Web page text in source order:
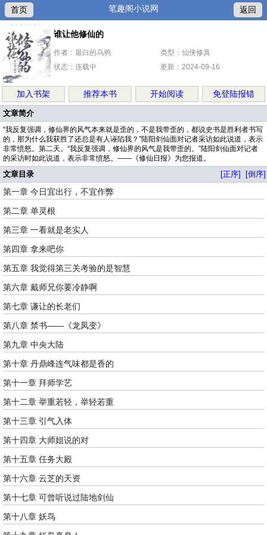
首页 笔趣阁小说网 返回
谁让他修仙的
作者：最白的乌鸦
类型：仙侠修真
状态：连载中
更新：2024-09-16
加入书架 推荐本书 开始阅读 免登陆报错
文章简介
“我反复强调，修仙界的风气本来就是歪的，不是我带歪的，都说史书是胜利者书写
的，那为什么我获胜了还总是有人诬陷我？”陆阳剑仙面对记者采访如此说道，表示
非常愤怒。第二天。“我反复强调，修仙界的风气是我带歪的。”陆阳剑仙面对记者
的采访时如此说道，表示非常愤怒。——《修仙日报》为您报道。
文章目录 [正序] [倒序]
第一章 今日宜出行，不宜作弊
第二章 单灵根
第三章 一看就是老实人
第四章 拿来吧你
第五章 我觉得第三关考验的是智慧
第六章 戴师兄你要冷静啊
第七章 谦让的长老们
第八章 禁书——《龙凤变》
第九章 中央大陆
第十章 丹鼎峰连气味都是香的
第十一章 拜师学艺
第十二章 举重若轻，举轻若重
第十三章 引气入体
第十四章 大师姐说的对
第十五章 任务大殿
第十六章 云芝的天资
第十七章 可曾听说过陆地剑仙
第十八章 妖鸟